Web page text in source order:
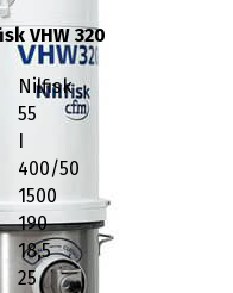
VHW 320
Nilfisk
55
I
400/50
1500
190
18,5
25